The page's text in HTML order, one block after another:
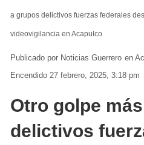
a grupos delictivos fuerzas federales
videovigilancia en Acapulco
Noticias Guerrero en
Encendido 27 febrero, 2025, 3:18 pm
Otro golpe
delictivos